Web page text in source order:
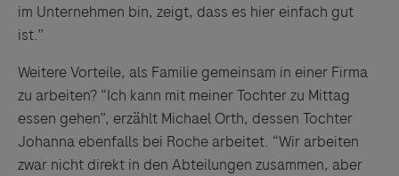
im Unternehmen bin, zeigt, dass es hier einfach gut
ist.”
Weitere Vorteile, als Familie gemeinsam in einer Firma
zu arbeiten? “Ich kann mit meiner Tochter zu Mittag
essen gehen”, erzählt Michael Orth, dessen Tochter
Johanna ebenfalls bei Roche arbeitet. “Wir arbeiten
zwar nicht direkt in den Abteilungen zusammen, aber
Servicegedankens angeboten. Der Herausgeber äußert
keine Meinung über den Inhalt von Websites Dritter und
lehnt ausdrücklich jegliche Verantwortung für
Drittinformationen und deren Verwendung ab.